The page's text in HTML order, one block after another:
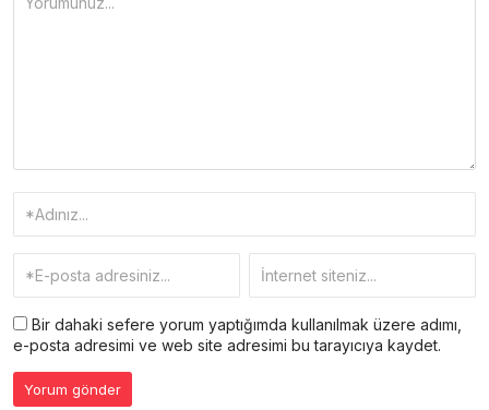
Bir dahaki sefere yorum yaptığımda kullanılmak üzere adımı,
e-posta adresimi ve web site adresimi bu tarayıcıya kaydet.